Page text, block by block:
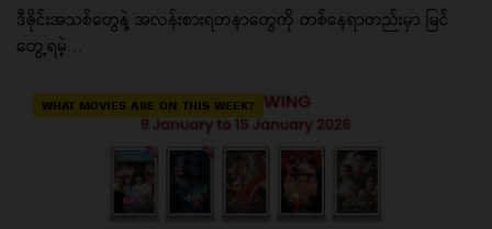
ဒီဇိုင်းအသစ်တွေနဲ့ အလန်းစားရတနာတွေကို တစ်နေရာတည်းမှာ မြင်
တွေ့ရမဲ့...
WHAT MOVIES ARE ON THIS WEEK?